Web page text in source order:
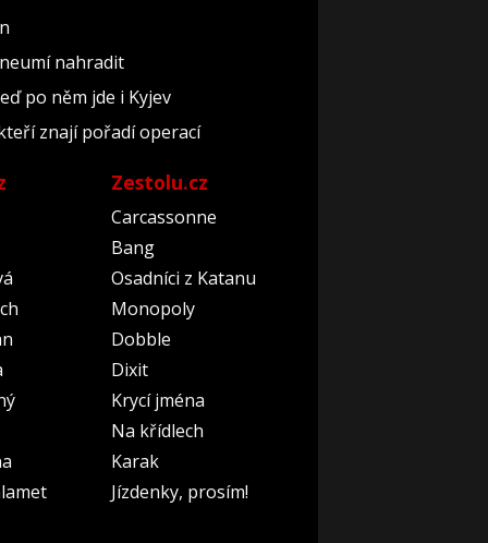
nahradit
po něm jde i Kyjev
znají pořadí operací
Zestolu.cz
Carcassonne
Bang
Osadníci z Katanu
Monopoly
Dobble
Dixit
Krycí jména
Na křídlech
Karak
Jízdenky, prosím!